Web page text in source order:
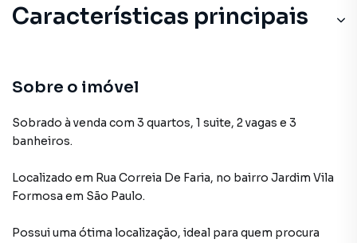
Características principais
Sobre o imóvel
Sobrado à venda com 3 quartos, 1 suite, 2 vagas e 3
banheiros.
Localizado em Rua Correia De Faria, no bairro Jardim Vila
Formosa em São Paulo.
Possui uma ótima localização, ideal para quem procura